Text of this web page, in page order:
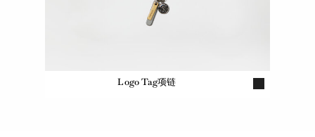
Logo Tag项链